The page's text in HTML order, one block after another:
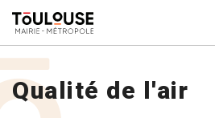
Qualité de l'air